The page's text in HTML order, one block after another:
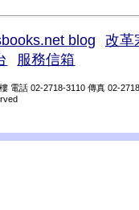
blog
改革
服務信箱
電話 02-2718-3110 傳真 02-